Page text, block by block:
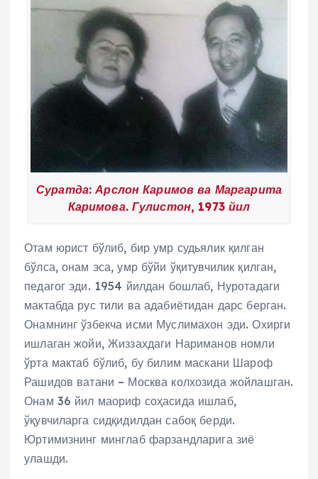
Суратда: Арслон Каримов ва Маргарита
Каримова. Гулистон, 1973 йил
Отам юрист бўлиб, бир умр судьялик қилган
бўлса, онам эса, умр бўйи ўқитувчилик қилган,
педагог эди. 1954 йилдан бошлаб, Нуротадаги
мактабда рус тили ва адабиётидан дарс берган.
Онамнинг ўзбекча исми Муслимахон эди. Охирги
ишлаган жойи, Жиззахдаги Нариманов номли
ўрта мактаб бўлиб, бу билим маскани Шароф
Рашидов ватани – Москва колхозида жойлашган.
Онам 36 йил маориф соҳасида ишлаб,
ўқувчиларга сидқидилдан сабоқ берди.
Юртимизнинг минглаб фарзандларига зиё
улашди.